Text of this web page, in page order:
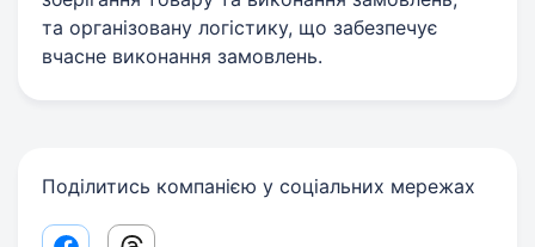
та організовану логістику, що забезпечує
вчасне виконання замовлень.
Поділитись компанією у соціальних мережах